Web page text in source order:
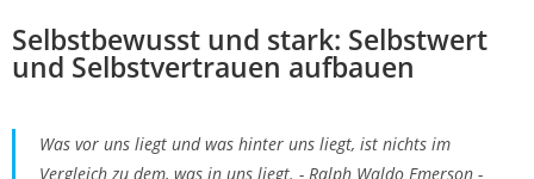
Selbstbewusst und stark: Selbstwert
und Selbstvertrauen aufbauen
Was vor uns liegt und was hinter uns liegt, ist nichts im
Vergleich zu dem, was in uns liegt. - Ralph Waldo Emerson -